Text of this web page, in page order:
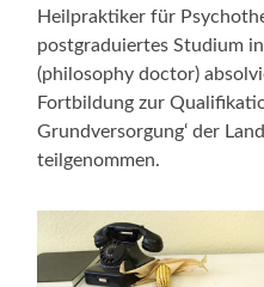
Heilpraktiker für
postgraduiertes Studium
(philosophy doctor)
Fortbildung zur
Grundversorgung‘ der
teilgenommen.